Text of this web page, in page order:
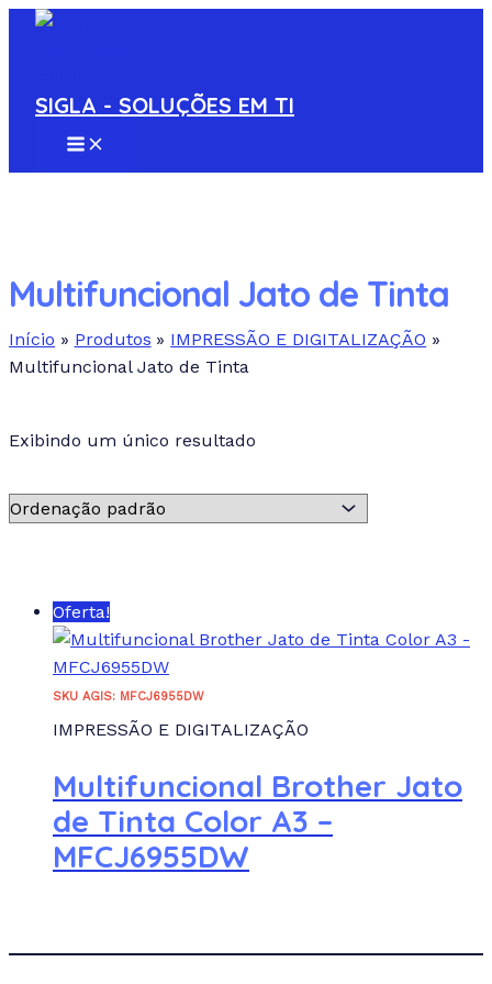
Ir
conteúdo
SIGLA - SOLUÇÕES EM TI
MAIN
S
o
d
u
t
:
Multifuncional Jato de Tinta
Início Produtos
IMPRESSÃO E DIGITALIZAÇÃO
Multifuncional Jato de Tinta
Pesquisa de texto
Atributo "Fabricante" de produto
REDEFINIR
Exibindo um único resultado
Oferta!
SKU AGIS: MFCJ6955DW
IMPRESSÃO E DIGITALIZAÇÃO
Multifuncional Brother Jato
de Tinta Color A3 –
MFCJ6955DW